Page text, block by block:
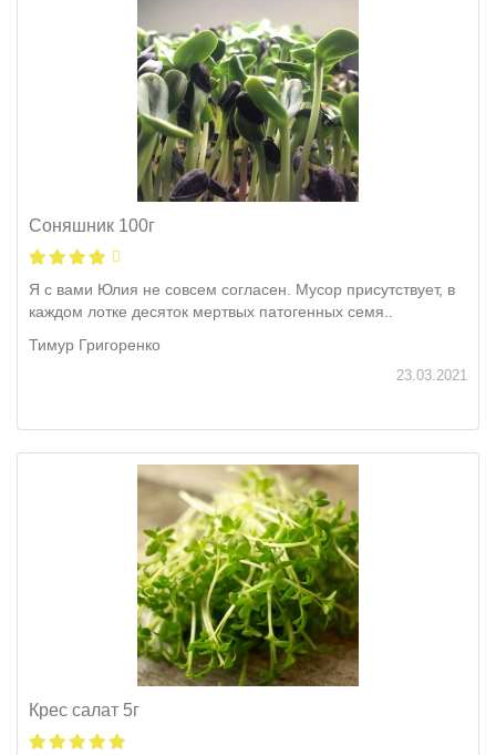
Соняшник 100г
Я с вами Юлия не совсем согласен. Мусор присутствует, в
каждом лотке десяток мертвых патогенных семя..
Тимур Григоренко
23.03.2021
Крес салат 5г